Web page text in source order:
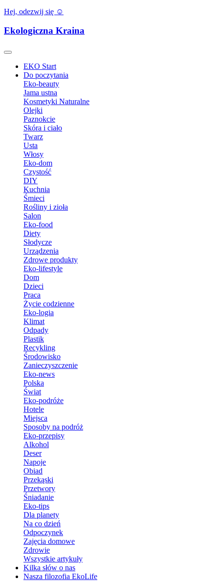
Hej, odezwij się ☺️
Ekologiczna Kraina
EKO Start
Do poczytania
Eko-beauty
Jama ustna
Kosmetyki Naturalne
Olejki
Paznokcie
Skóra i ciało
Twarz
Usta
Włosy
Eko-dom
Czystość
DIY
Kuchnia
Śmieci
Rośliny i zioła
Salon
Eko-food
Diety
Słodycze
Urządzenia
Zdrowe produkty
Eko-lifestyle
Dom
Dzieci
Praca
Życie codzienne
Eko-logia
Klimat
Odpady
Plastik
Recykling
Środowisko
Zanieczyszczenie
Eko-news
Polska
Świat
Eko-podróże
Hotele
Miejsca
Sposoby na podróż
Eko-przepisy
Alkohol
Deser
Napoje
Obiad
Przekąski
Przetwory
Śniadanie
Eko-tips
Dla planety
Na co dzień
Odpoczynek
Zajęcia domowe
Zdrowie
Wszystkie artykuły
Kilka słów o nas
Nasza filozofia EkoLife